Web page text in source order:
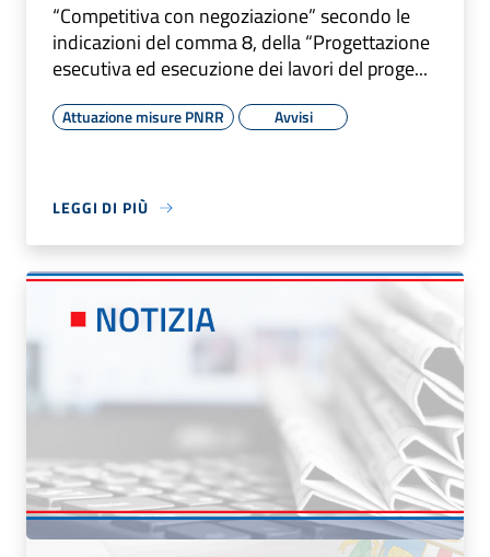
“Competitiva con negoziazione” secondo le
indicazioni del comma 8, della “Progettazione
esecutiva ed esecuzione dei lavori del proge...
Attuazione misure PNRR Avvisi
LEGGI DI PIÙ